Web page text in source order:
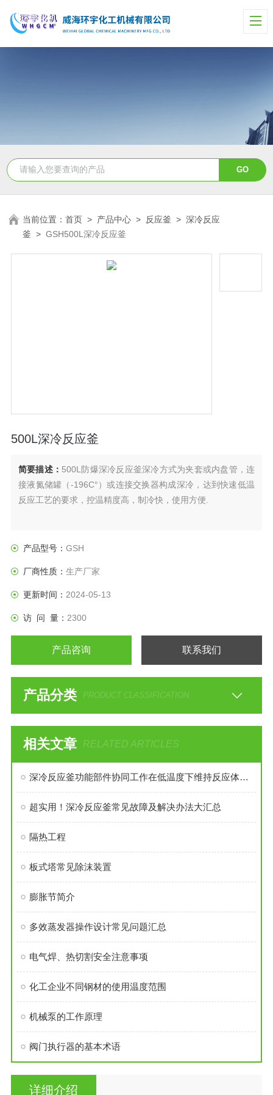
当前位置：首页 > 产品中心 > 反应釜 >深冷反应
釜 >GSH500L深冷反应釜
500L深冷反应釜
简要描述： 500L防爆深冷反应釜深冷方式为夹套或内盘管，连
接液氮储罐（-196C°）或连接交换器构成深冷，达到快速低温
反应工艺的要求，控温精度高，制冷快，使用方便.
产品型号： GSH
厂商性质： 生产厂家
更新时间： 2024-05-13
访 问 量： 2300
产品咨询 联系我们
产品分类 PRODUCT CLASSIFICATION
相关文章 RELATED ARTICLES
深冷反应釜功能部件协同工作在低温度下维持反应体系的稳定性
超实用！深冷反应釜常见故障及解决办法大汇总
隔热工程
板式塔常见除沫装置
膨胀节简介
多效蒸发器操作设计常见问题汇总
电气焊、热切割安全注意事项
化工企业不同钢材的使用温度范围
机械泵的工作原理
阀门执行器的基本术语
详细介绍